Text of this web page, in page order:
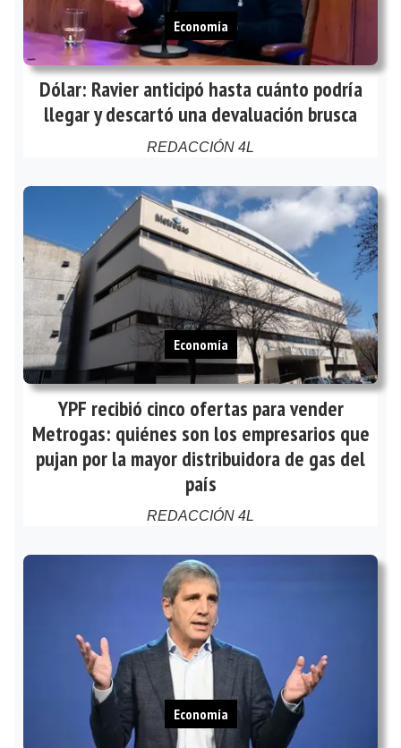
Dólar: Ravier anticipó hasta cuánto podría
llegar y descartó una devaluación brusca
REDACCIÓN 4L
Economía
YPF recibió cinco ofertas para vender
Metrogas: quiénes son los empresarios que
pujan por la mayor distribuidora de gas del
país
REDACCIÓN 4L
Economía
Economía